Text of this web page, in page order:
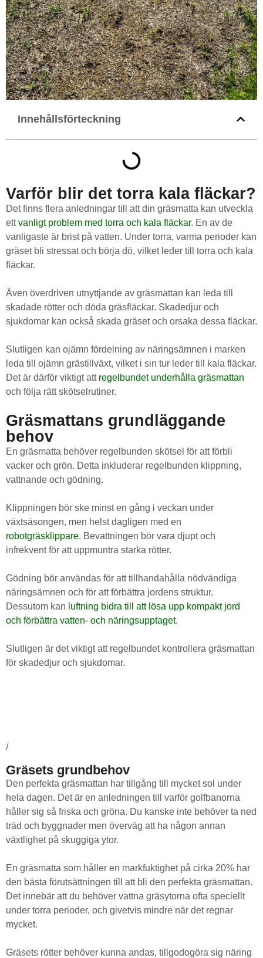
Innehållsförteckning
Varför blir det torra kala fläckar?
Det finns flera anledningar till att din gräsmatta kan utveckla
ettvanligt problem med torra och kala fläckar. En av de
vanligaste är brist på vatten. Under torra, varma perioder kan
gräset bli stressat och börja dö, vilket leder till torra och kala
fläckar.
Även överdriven utnyttjande av gräsmattan kan leda till
skadade rötter och döda gräsfläckar. Skadedjur och
sjukdomar kan också skada gräset och orsaka dessa fläckar.
Slutligen kan ojämn fördelning av näringsämnen i marken
leda till ojämn grästillväxt, vilket i sin tur leder till kala fläckar.
Det är därför viktigt att regelbundet underhålla gräsmattan
och följa rätt skötselrutiner.
Gräsmattans grundläggande
behov
En gräsmatta behöver regelbunden skötsel för att förbli
vacker och grön. Detta inkluderar regelbunden klippning,
vattnande och gödning.
Klippningen bör ske minst en gång i veckan under
växtsäsongen, men helst dagligen med en
robotgräsklippare. Bevattningen bör vara djupt och
infrekvent för att uppmuntra starka rötter.
Gödning bör användas för att tillhandahålla nödvändiga
näringsämnen och för att förbättra jordens struktur.
Dessutom kan luftning bidra till att lösa upp kompakt jord
och förbättra vatten- och näringsupptaget.
Slutligen är det viktigt att regelbundet kontrollera gräsmattan
för skadedjur och sjukdomar.
/
Gräsets grundbehov
Den perfekta gräsmattan har tillgång till mycket sol under
hela dagen. Det är en anledningen till varför golfbanorna
håller sig så friska och gröna. Du kanske inte behöver ta ned
träd och byggnader men överväg att ha någon annan
växtlighet på skuggiga ytor.
En gräsmatta som håller en markfuktighet på cirka 20% har
den bästa förutsättningen till att bli den perfekta gräsmattan.
Det innebär att du behöver vattna gräsytorna ofta speciellt
under torra perioder, och givetvis mindre när det regnar
mycket.
Gräsets rötter behöver kunna andas, tillgodogöra sig näring